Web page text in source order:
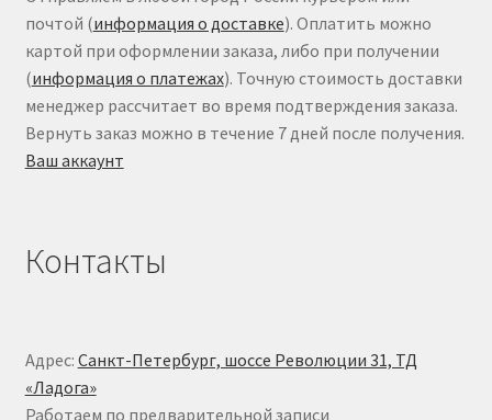
почтой (информация о доставке). Оплатить можно
картой при оформлении заказа, либо при получении
(информация о платежах). Точную стоимость доставки
менеджер рассчитает во время подтверждения заказа.
Вернуть заказ можно в течение 7 дней после получения.
Ваш аккаунт
Контакты
Адрес: Санкт-Петербург, шоссе Революции 31, ТД
«Ладога»
Работаем по предварительной записи